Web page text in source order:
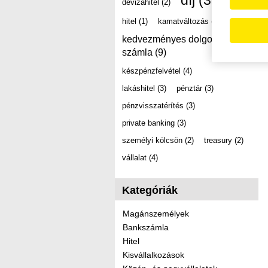
devizahitel (2)
hitel (1) kamatváltozás (2)
kedvezményes dolgozói
számla (9)
készpénzfelvétel (4)
lakáshitel (3) pénztár (3)
pénzvisszatérítés (3)
private banking (3)
személyi kölcsön (2) treasury (2)
vállalat (4)
Kategóriák
Magánszemélyek
Bankszámla
Hitel
Kisvállalkozások